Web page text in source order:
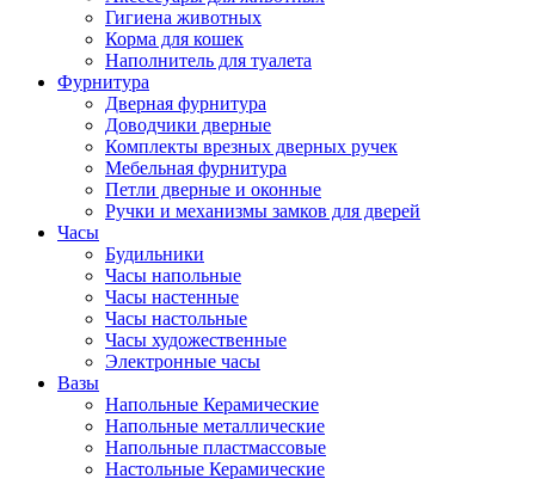
Гигиена животных
Корма для кошек
Наполнитель для туалета
Фурнитура
Дверная фурнитура
Доводчики дверные
Комплекты врезных дверных ручек
Мебельная фурнитура
Петли дверные и оконные
Ручки и механизмы замков для дверей
Часы
Будильники
Часы напольные
Часы настенные
Часы настольные
Часы художественные
Электронные часы
Вазы
Напольные Керамические
Напольные металлические
Напольные пластмассовые
Настольные Керамические